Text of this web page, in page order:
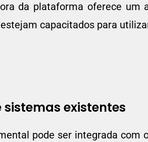
da plataforma oferece um
capacitados para
existentes
pode ser integrada